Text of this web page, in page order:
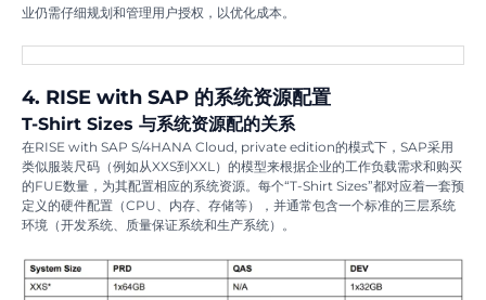
业仍需仔细规划和管理用户授权，以优化成本。
4. RISE with SAP 的系统资源配置
T-Shirt Sizes 与系统资源配的关系
在RISE with SAP S/4HANA Cloud, private edition的模式下，SAP采用
类似服装尺码（例如从XXS到XXL）的模型来根据企业的工作负载需求和购买
的FUE数量，为其配置相应的系统资源。每个“T-Shirt Sizes”都对应着一套预
定义的硬件配置（CPU、内存、存储等），并通常包含一个标准的三层系统
环境（开发系统、质量保证系统和生产系统）。